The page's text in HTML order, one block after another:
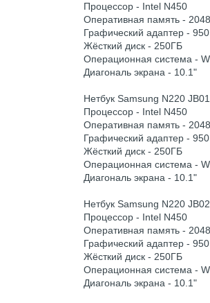
Процессор - Intel N450
Оперативная память -
Графический адаптер - 950
Жёсткий диск - 250ГБ
Операционная система -
Диагональ экрана - 10.1"
Нетбук Samsung N220 JB01
Процессор - Intel N450
Оперативная память -
Графический адаптер - 950
Жёсткий диск - 250ГБ
Операционная система -
Диагональ экрана - 10.1"
Нетбук Samsung N220 JB02
Процессор - Intel N450
Оперативная память -
Графический адаптер - 950
Жёсткий диск - 250ГБ
Операционная система -
Диагональ экрана - 10.1"